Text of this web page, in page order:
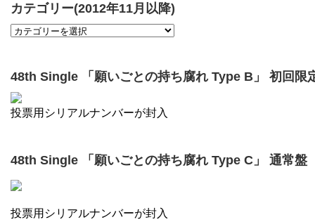
カテゴリー(2012年11月以降)
48th Single 「願いごとの持ち腐れ Type B」 初回限
投票用シリアルナンバーが封入
48th Single 「願いごとの持ち腐れ Type C」 通常盤
投票用シリアルナンバーが封入